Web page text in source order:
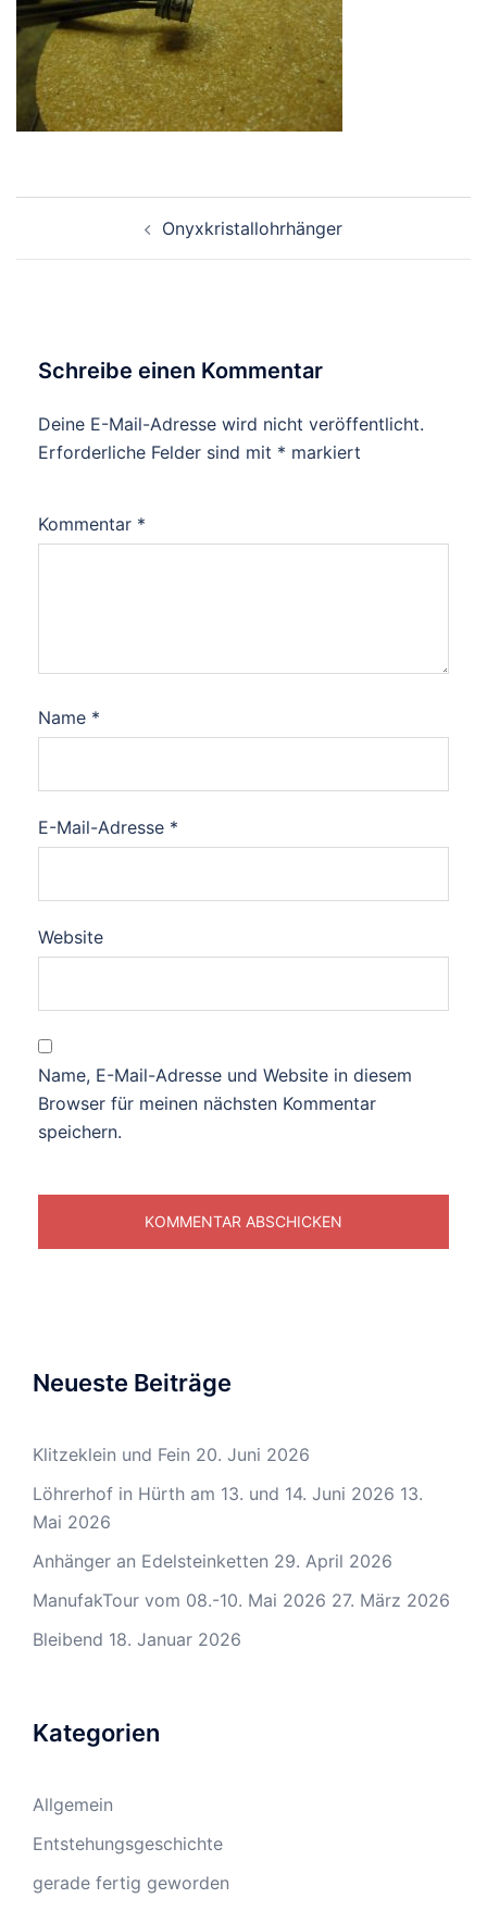
Onyxkristallohrhänger
Schreibe einen Kommentar
Deine E-Mail-Adresse wird nicht veröffentlicht.
Erforderliche Felder sind mit * markiert
Kommentar *
Name *
E-Mail-Adresse *
Website
Name, E-Mail-Adresse und Website in diesem
Browser für meinen nächsten Kommentar
speichern.
Neueste Beiträge
Klitzeklein und Fein 20. Juni 2026
Löhrerhof in Hürth am 13. und 14. Juni 2026 13.
Mai 2026
Anhänger an Edelsteinketten 29. April 2026
ManufakTour vom 08.-10. Mai 2026 27. März 2026
Bleibend 18. Januar 2026
Kategorien
Allgemein
Entstehungsgeschichte
gerade fertig geworden